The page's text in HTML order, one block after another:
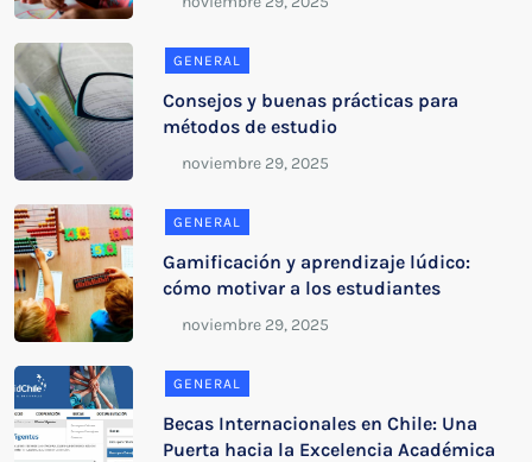
GENERAL
Consejos y buenas prácticas para
métodos de estudio
GENERAL
Gamificación y aprendizaje lúdico:
cómo motivar a los estudiantes
GENERAL
Becas Internacionales en Chile: Una
Puerta hacia la Excelencia Académica